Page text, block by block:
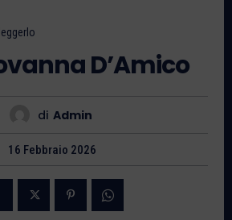
D’Amico
di Admin
16 Febbraio 2026